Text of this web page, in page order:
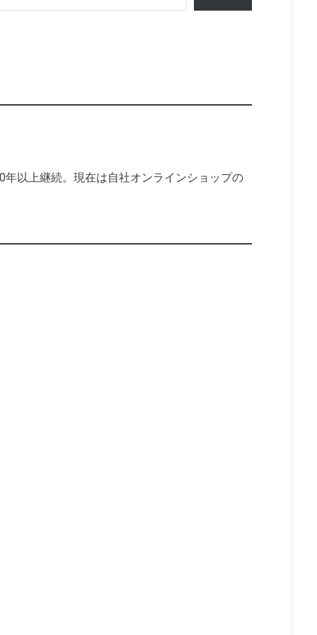
以上継続。現在は自社オンラインショップの